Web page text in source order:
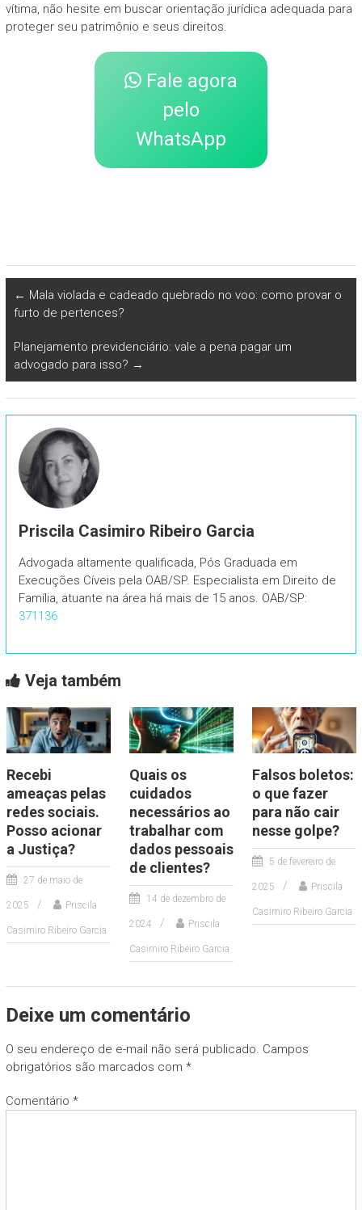
vítima, não hesite em buscar orientação jurídica adequada para
proteger seu patrimônio e seus direitos.
Fale agora
pelo
WhatsApp
← Mala violada e cadeado quebrado no voo: como provar o
furto de pertences?
Planejamento previdenciário: vale a pena pagar um
advogado para isso? →
Priscila Casimiro Ribeiro Garcia
Advogada altamente qualificada, Pós Graduada em
Execuções Cíveis pela OAB/SP. Especialista em Direito de
Família, atuante na área há mais de 15 anos. OAB/SP:
371136
Veja também
Recebi
ameaças pelas
redes sociais.
Posso acionar
a Justiça?
27 de maio de
2025 Priscila
Casimiro Ribeiro Garcia
Quais os
cuidados
necessários ao
trabalhar com
dados pessoais
de clientes?
14 de dezembro de
2024 Priscila
Casimiro Ribeiro Garcia
Falsos boletos:
o que fazer
para não cair
nesse golpe?
5 de fevereiro de
2025 Priscila
Casimiro Ribeiro Garcia
Deixe um comentário
O seu endereço de e-mail não será publicado. Campos
obrigatórios são marcados com *
Comentário *